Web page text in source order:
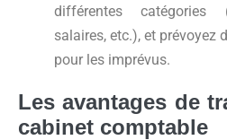
différentes catégories
salaires, etc.), et
pour les imprévus.
Les avantages de
cabinet comptable